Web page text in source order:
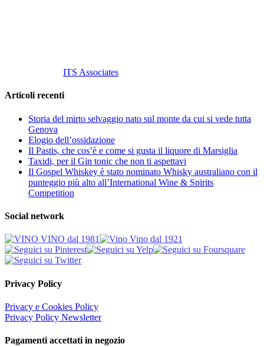
ITS Associates
Articoli recenti
Storia del mirto selvaggio nato sul monte da cui si vede tutta
Genova
Elogio dell’ossidazione
Il Pastis, che cos’è e come si gusta il liquore di Marsiglia
Taxidi, per il Gin tonic che non ti aspettavi
Il Gospel Whiskey è stato nominato Whisky australiano con il
punteggio più alto all’International Wine & Spirits
Competition
Social network
Privacy Policy
Privacy e Cookies Policy
Privacy Policy Newsletter
Pagamenti accettati in negozio